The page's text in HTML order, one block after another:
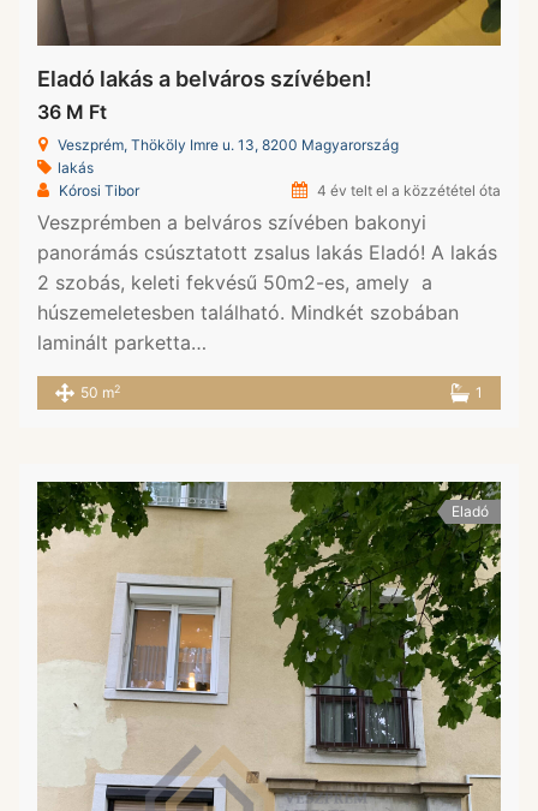
Eladó lakás a belváros szívében!
36 M Ft
Veszprém, Thököly Imre u. 13, 8200 Magyarország
lakás
Kórosi Tibor
4 év telt el a közzététel óta
Veszprémben a belváros szívében bakonyi
panorámás csúsztatott zsalus lakás Eladó! A lakás
2 szobás, keleti fekvésű 50m2-es, amely a
húszemeletesben található. Mindkét szobában
laminált parketta…
50 m2 1
Eladó